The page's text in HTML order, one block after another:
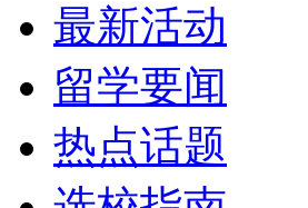
最新活动
留学要闻
热点话题